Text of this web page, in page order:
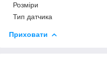
Розміри
Тип датчика
Приховати